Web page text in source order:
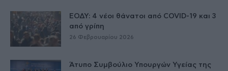
ΕΟΔΥ: 4 νέοι θάνατοι από COVID-19 και 3
από γρίπη
26 Φεβρουαρίου 2026
Άτυπο Συμβούλιο Υπουργών Υγείας της